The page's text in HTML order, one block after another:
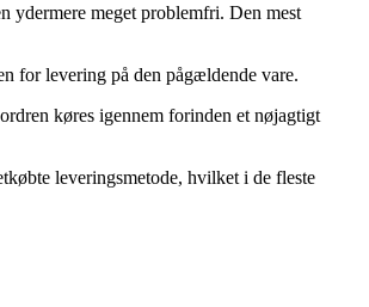
ydermere meget problemfri. Den mest
for levering på den pågældende vare.
køres igennem forinden et nøjagtigt
leveringsmetode, hvilket i de fleste